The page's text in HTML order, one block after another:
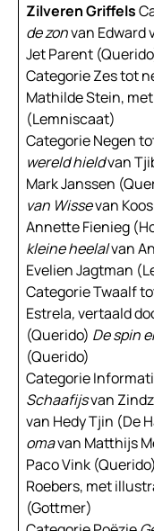
Zilveren Griffels
de zonvan Edward
Jet Parent
Categorie Zes tot
Mathilde Stein,
(Lemniscaat)
Categorie Negen
wereld hieldvan
Mark Janssen
van Wissevan
Annette Fienieg
kleine heelalvan
Evelien Jagtman
Categorie Twaalf
Estrela,vertaald
(Querido) De spin
(Querido)
Categorie
Schaafijsvan
van Hedy Tjin (De
omavan Matthijs
Paco Vink (Querido)
Roebers, met
(Gottmer)